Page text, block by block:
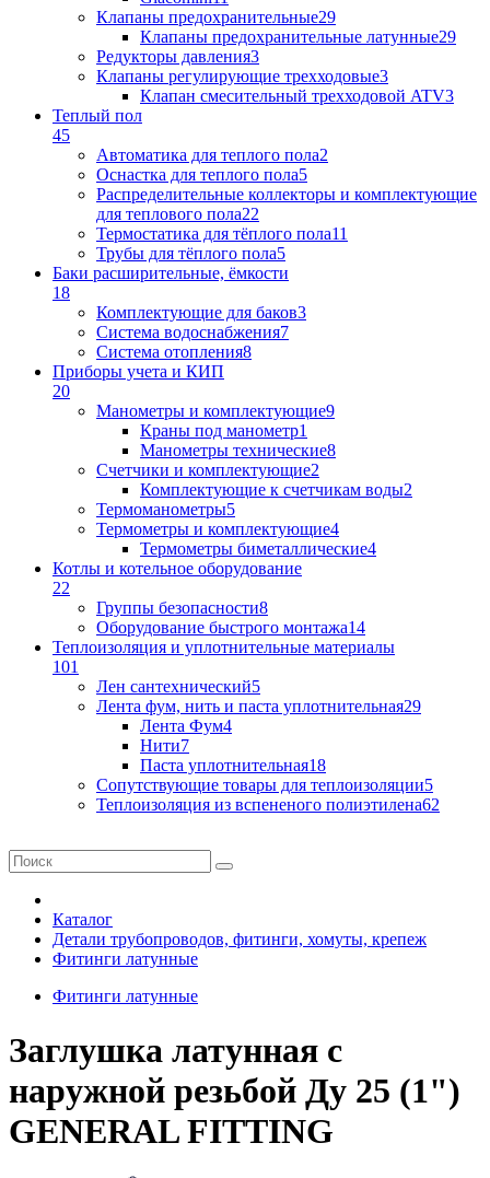
Клапаны предохранительные29
Клапаны предохранительные латунные29
Редукторы давления3
Клапаны регулирующие трехходовые3
Клапан смесительный трехходовой ATV3
Теплый пол
45
Автоматика для теплого пола2
Оснастка для теплого пола5
Распределительные коллекторы и комплектующие
для теплового пола22
Термостатика для тёплого пола11
Трубы для тёплого пола5
Баки расширительные, ёмкости
18
Комплектующие для баков3
Система водоснабжения7
Система отопления8
Приборы учета и КИП
20
Манометры и комплектующие9
Краны под манометр1
Манометры технические8
Счетчики и комплектующие2
Комплектующие к счетчикам воды2
Термоманометры5
Термометры и комплектующие4
Термометры биметаллические4
Котлы и котельное оборудование
22
Группы безопасности8
Оборудование быстрого монтажа14
Теплоизоляция и уплотнительные материалы
101
Лен сантехнический5
Лента фум, нить и паста уплотнительная29
Лента Фум4
Нити7
Паста уплотнительная18
Сопутствующие товары для теплоизоляции5
Теплоизоляция из вспененого полиэтилена62
Каталог
Детали трубопроводов, фитинги, хомуты, крепеж
Фитинги латунные
Фитинги латунные
Заглушка латунная с
наружной резьбой Ду 25 (1")
GENERAL FITTING